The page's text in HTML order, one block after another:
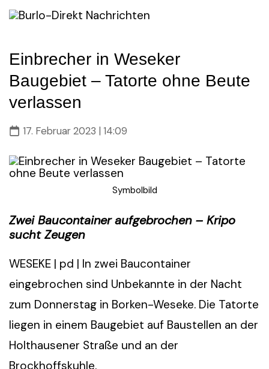
to
Einbrecher in Weseker
Baugebiet – Tatorte ohne Beute
verlassen
17. Februar 2023 | 14:09
Symbolbild
Zwei Baucontainer aufgebrochen – Kripo
sucht Zeugen
WESEKE | pd | In zwei Baucontainer
eingebrochen sind Unbekannte in der Nacht
zum Donnerstag in Borken-Weseke. Die Tatorte
liegen in einem Baugebiet auf Baustellen an der
Holthausener Straße und an der
Brockhoffskuhle.